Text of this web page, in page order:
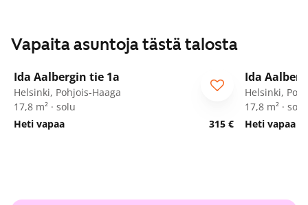
Vapaita asuntoja tästä talosta
/34
Opiskelijalle
Ida Aalbergin tie 1a
Helsinki, Pohjois-Haaga
17,8 m² · solu
Heti vapaa
315 €
Ida
Helsinki,
17,8 m² · solu
Heti vapaa